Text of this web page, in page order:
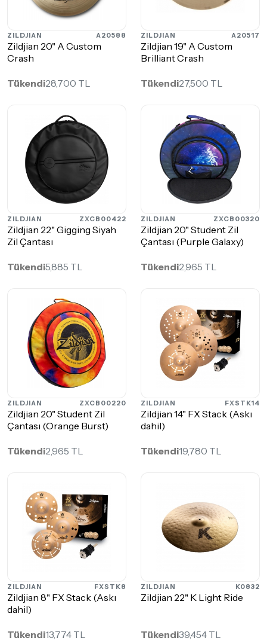
ZILDJIAN A20588
Zildjian 20" A Custom
Crash
Tükendi28,700 TL
ZILDJIAN A20517
Zildjian 19" A Custom
Brilliant Crash
Tükendi27,500 TL
ZILDJIAN ZXCB00422
Zildjian 22" Gigging Siyah
Zil Çantası
Tükendi5,885 TL
ZILDJIAN ZXCB00320
Zildjian 20" Student Zil
Çantası (Purple Galaxy)
Tükendi2,965 TL
ZILDJIAN ZXCB00220
Zildjian 20" Student Zil
Çantası (Orange Burst)
Tükendi2,965 TL
ZILDJIAN FXSTK14
Zildjian 14" FX Stack (Askı
dahil)
Tükendi19,780 TL
ZILDJIAN FXSTK8
Zildjian 8" FX Stack (Askı
dahil)
Tükendi13,774 TL
ZILDJIAN K0832
Zildjian 22" K Light Ride
Tükendi39,454 TL